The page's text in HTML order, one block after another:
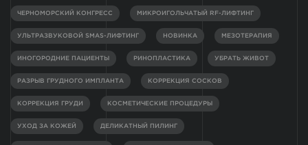
ЧЕРНОМОРСКИЙ КОНГРЕСС МИКРОИГОЛЬЧАТЫЙ RF-ЛИФТИНГ
УЛЬТРАЗВУКОВОЙ SMAS-ЛИФТИНГ НОВИНКА МЕЗОТЕРАПИЯ
ИНОГОРОДНИЕ ПАЦИЕНТЫ РИНОПЛАСТИКА УБРАТЬ ЖИВОТ
РАЗРЫВ ГРУДНОГО ИМПЛАНТА КОРРЕКЦИЯ СОСКОВ
КОРРЕКЦИЯ ГРУДИ КОСМЕТИЧЕСКИЕ ПРОЦЕДУРЫ
УХОД ЗА КОЖЕЙ ДЕЛИКАТНЫЙ ПИЛИНГ